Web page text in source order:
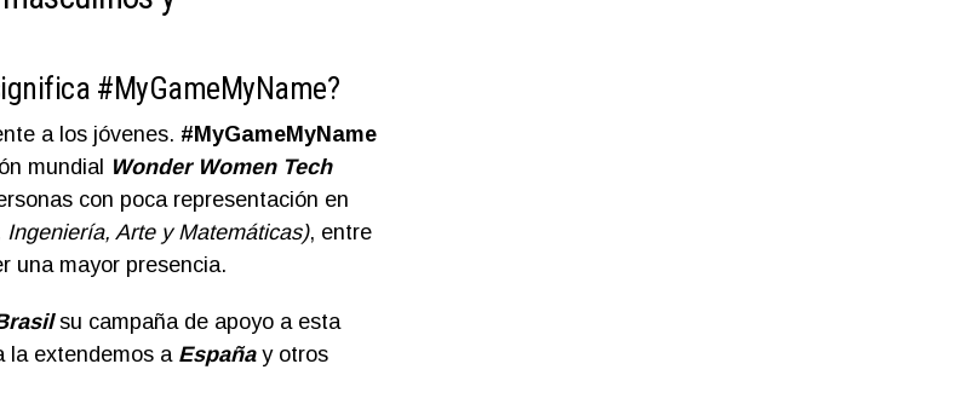
#MyGameMyName?
a los jóvenes. #MyGameMyName
mundial Wonder Women Tech
con poca representación en
Arte y Matemáticas), entre
una mayor presencia.
su campaña de apoyo a esta
la extendemos a Españay otros